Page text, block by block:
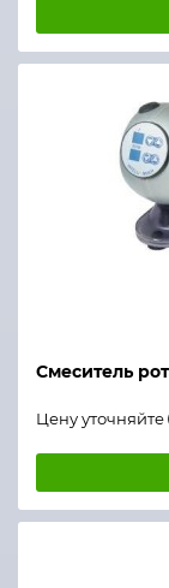
Смеситель
Цену уточняйте